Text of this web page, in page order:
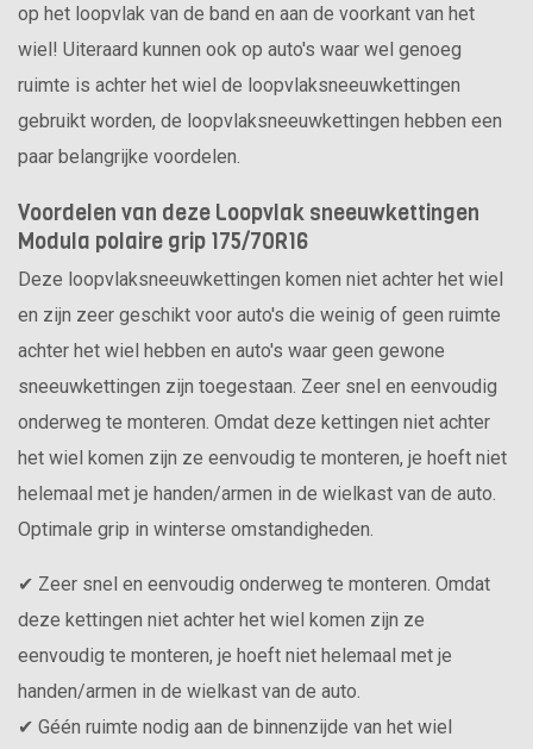
op het loopvlak van de band en aan de voorkant van het
wiel! Uiteraard kunnen ook op auto's waar wel genoeg
ruimte is achter het wiel de loopvlaksneeuwkettingen
gebruikt worden, de loopvlaksneeuwkettingen hebben een
paar belangrijke voordelen.
Voordelen van deze Loopvlak sneeuwkettingen
Modula polaire grip 175/70R16
Deze loopvlaksneeuwkettingen komen niet achter het wiel
en zijn zeer geschikt voor auto's die weinig of geen ruimte
achter het wiel hebben en auto's waar geen gewone
sneeuwkettingen zijn toegestaan. Zeer snel en eenvoudig
onderweg te monteren. Omdat deze kettingen niet achter
het wiel komen zijn ze eenvoudig te monteren, je hoeft niet
helemaal met je handen/armen in de wielkast van de auto.
Optimale grip in winterse omstandigheden.
✔ Zeer snel en eenvoudig onderweg te monteren. Omdat
deze kettingen niet achter het wiel komen zijn ze
eenvoudig te monteren, je hoeft niet helemaal met je
handen/armen in de wielkast van de auto.
✔ Géén ruimte nodig aan de binnenzijde van het wiel